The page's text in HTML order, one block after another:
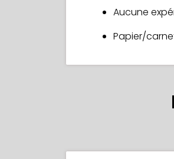
Aucune
Papier/